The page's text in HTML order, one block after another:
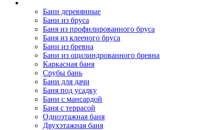
Бани деревянные
Бани из бруса
Баня из профилированного бруса
Баня из клееного бруса
Бани из бревна
Бани из оцилиндрованного бревна
Каркасная баня
Срубы бань
Бани для дачи
Баня под усадку
Бани с мансардой
Баня с террасой
Одноэтажная баня
Двухэтажная баня